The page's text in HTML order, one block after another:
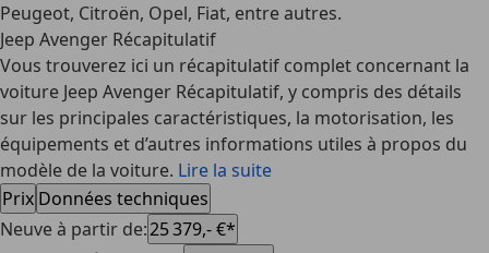
Peugeot, Citroën, Opel, Fiat, entre autres.
Jeep Avenger Récapitulatif
Vous trouverez ici un récapitulatif complet concernant la
voiture Jeep Avenger Récapitulatif, y compris des détails
sur les principales caractéristiques, la motorisation, les
équipements et d’autres informations utiles à propos du
modèle de la voiture. Lire la suite
Prix Données techniques
Neuve à partir de:25 379,- €*